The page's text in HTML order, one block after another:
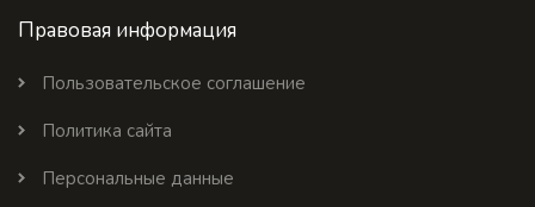
Правовая информация
Пользовательское соглашение
Политика сайта
Персональные данные